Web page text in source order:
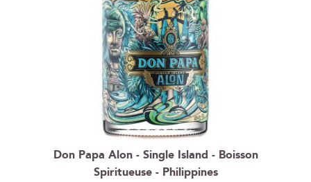
Don Papa Alon - Single Island - Boisson
Spiritueuse - Philippines